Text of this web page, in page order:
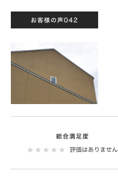
お客様の声042
総合満足度
評価はありません